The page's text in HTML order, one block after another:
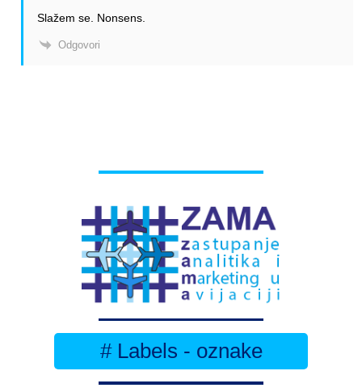
Slažem se. Nonsens.
Odgovori
# Labels - oznake